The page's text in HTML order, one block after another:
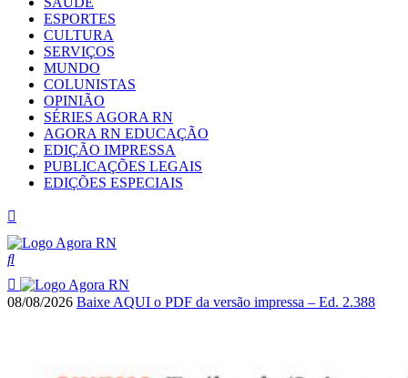
ESPORTES
CULTURA
SERVIÇOS
MUNDO
COLUNISTAS
OPINIÃO
SÉRIES AGORA RN
AGORA RN EDUCAÇÃO
EDIÇÃO IMPRESSA
PUBLICAÇÕES LEGAIS
EDIÇÕES ESPECIAIS
08/08/2026 Baixe AQUI o PDF da versão impressa – Ed. 2.388